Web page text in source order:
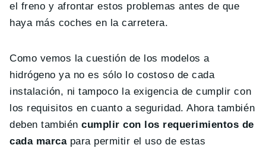
el freno y afrontar estos problemas antes de que
haya más coches en la carretera.
Como vemos la cuestión de los modelos a
hidrógeno ya no es sólo lo costoso de cada
instalación, ni tampoco la exigencia de cumplir con
los requisitos en cuanto a seguridad. Ahora también
deben también cumplir con los requerimientos de
cada marcapara permitir el uso de estas